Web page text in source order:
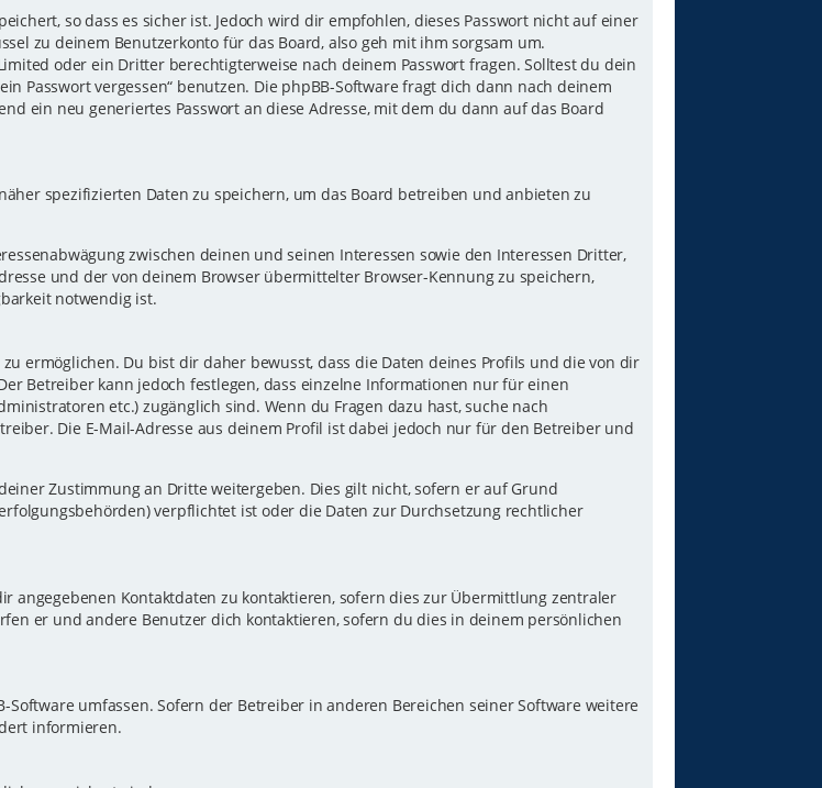
so dass es sicher ist. Jedoch wird dir empfohlen, dieses Passwort nicht auf einer
zu deinem Benutzerkonto für das Board, also geh mit ihm sorgsam um.
oder ein Dritter berechtigterweise nach deinem Passwort fragen. Solltest du dein
Passwort vergessen“ benutzen. Die phpBB-Software fragt dich dann nach deinem
ein neu generiertes Passwort an diese Adresse, mit dem du dann auf das Board
spezifizierten Daten zu speichern, um das Board betreiben und anbieten zu
zwischen deinen und seinen Interessen sowie den Interessen Dritter,
und der von deinem Browser übermittelter Browser-Kennung zu speichern,
notwendig ist.
ermöglichen. Du bist dir daher bewusst, dass die Daten deines Profils und die von dir
Betreiber kann jedoch festlegen, dass einzelne Informationen nur für einen
etc.) zugänglich sind. Wenn du Fragen dazu hast, suche nach
Die E-Mail-Adresse aus deinem Profil ist dabei jedoch nur für den Betreiber und
Zustimmung an Dritte weitergeben. Dies gilt nicht, sofern er auf Grund
verpflichtet ist oder die Daten zur Durchsetzung rechtlicher
angegebenen Kontaktdaten zu kontaktieren, sofern dies zur Übermittlung zentraler
er und andere Benutzer dich kontaktieren, sofern du dies in deinem persönlichen
umfassen. Sofern der Betreiber in anderen Bereichen seiner Software weitere
informieren.